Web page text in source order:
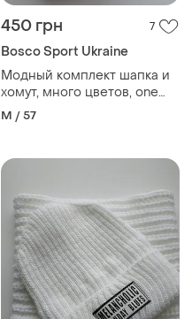
450 грн 7
Bosco Sport Ukraine
Модный комплект шапка и
хомут, много цветов, one
size,
M / 57